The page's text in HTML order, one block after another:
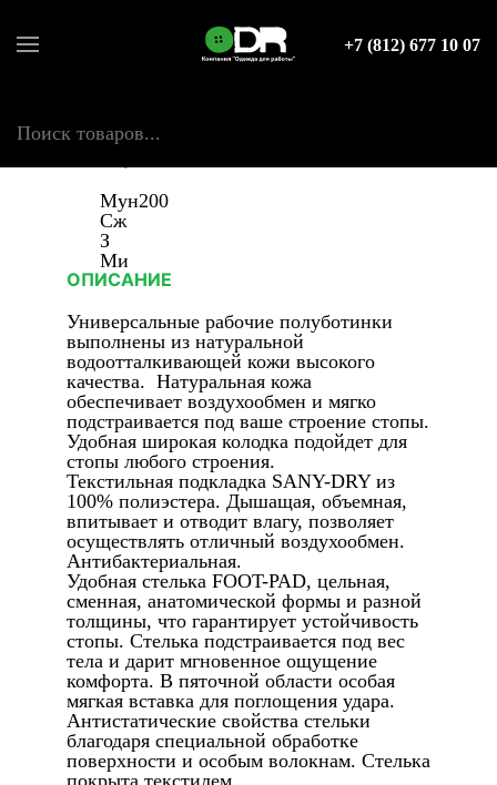
+7 (812) 677 10 07
Поиск
-Каталог
Рабочая обувь (демисезонная)
Полуботинки
Мун200
Сж
З
Ми
ОПИСАНИЕ
Универсальные рабочие полуботинки
выполнены из натуральной
водоотталкивающей кожи высокого
качества. Натуральная кожа
обеспечивает воздухообмен и мягко
подстраивается под ваше строение стопы.
Удобная широкая колодка подойдет для
стопы любого строения.
Текстильная подкладка SANY-DRY из
100% полиэстера. Дышащая, объемная,
впитывает и отводит влагу, позволяет
осуществлять отличный воздухообмен.
Антибактериальная.
Удобная стелька FOOT-PAD, цельная,
сменная, анатомической формы и разной
толщины, что гарантирует устойчивость
стопы. Стелька подстраивается под вес
тела и дарит мгновенное ощущение
комфорта. В пяточной области особая
мягкая вставка для поглощения удара.
Антистатические свойства стельки
благодаря специальной обработке
поверхности и особым волокнам. Стелька
покрыта текстилем.